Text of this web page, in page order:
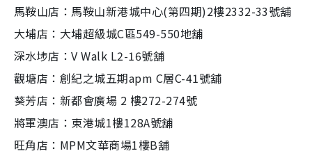
馬鞍山店：馬鞍山新港城中心(第四期)2樓2332-33號舖
大埔店：大埔超級城C區549-550地舖
深水埗店：V Walk L2-16號舖
觀塘店：創紀之城五期apm C層C-41號舖
葵芳店：新都會廣場 2 樓272-274號
將軍澳店：東港城1樓128A號舖
旺角店：MPM文華商場1樓B舖